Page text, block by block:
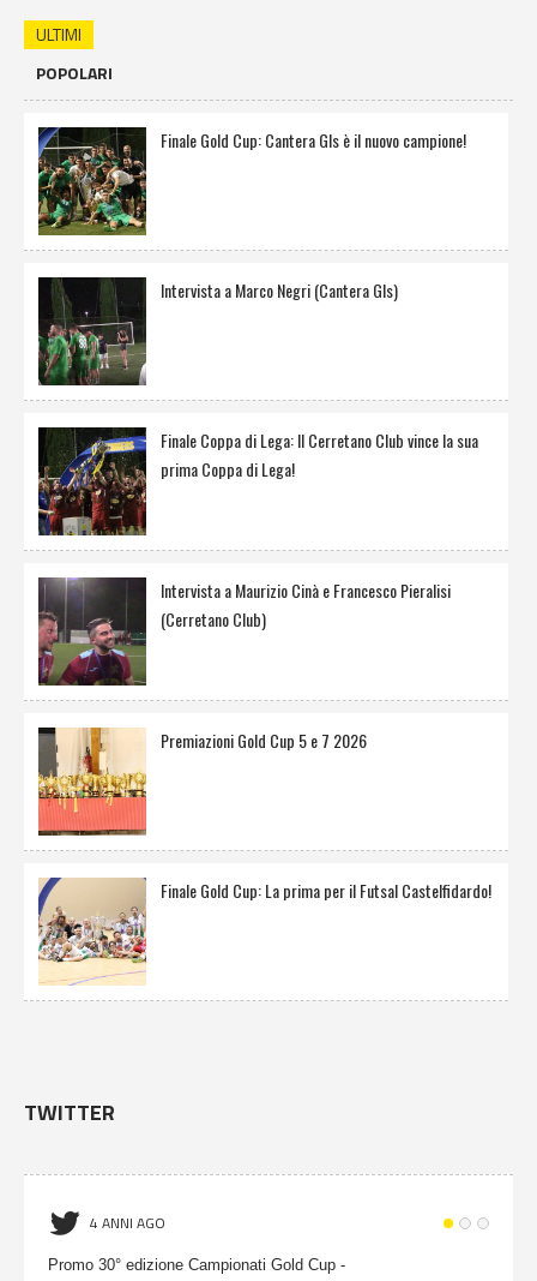
ULTIMI
POPOLARI
Finale Gold Cup: Cantera Gls è il nuovo campione!
Intervista a Marco Negri (Cantera Gls)
Finale Coppa di Lega: Il Cerretano Club vince la sua
prima Coppa di Lega!
Intervista a Maurizio Cinà e Francesco Pieralisi
(Cerretano Club)
Premiazioni Gold Cup 5 e 7 2026
Finale Gold Cup: La prima per il Futsal Castelfidardo!
TWITTER
4 ANNI AGO
Promo 30° edizione Campionati Gold Cup -